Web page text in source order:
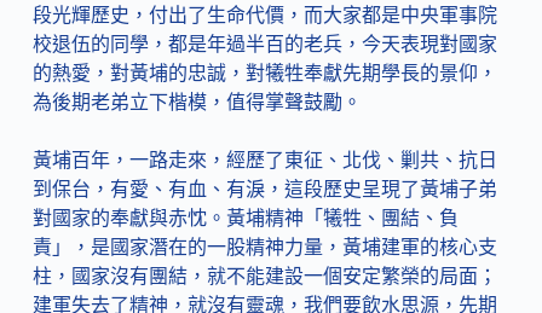
段光輝歷史，付出了生命代價，而大家都是中央軍事院
校退伍的同學，都是年過半百的老兵，今天表現對國家
的熱愛，對黃埔的忠誠，對犧牲奉獻先期學長的景仰，
為後期老弟立下楷模，值得掌聲鼓勵。
黃埔百年，一路走來，經歷了東征、北伐、剿共、抗日
到保台，有愛、有血、有淚，這段歷史呈現了黃埔子弟
對國家的奉獻與赤忱。黃埔精神「犧牲、團結、負
責」，是國家潛在的一股精神力量，黃埔建軍的核心支
柱，國家沒有團結，就不能建設一個安定繁榮的局面；
建軍失去了精神，就沒有靈魂，我們要飲水思源，先期